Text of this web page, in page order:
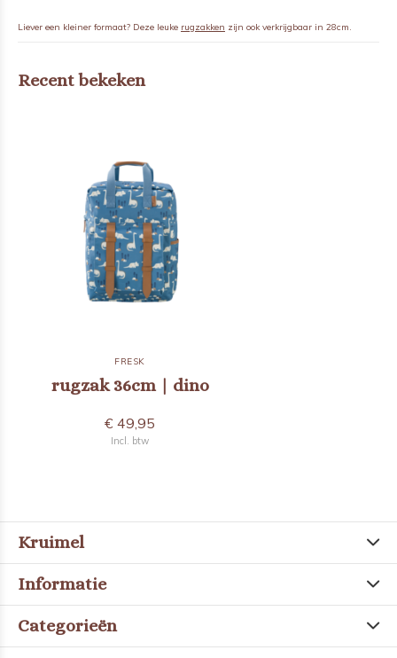
Liever een kleiner formaat? Deze leuke rugzakken zijn ook verkrijgbaar in 28cm.
Recent bekeken
FRESK
rugzak 36cm | dino
€ 49,95
Incl. btw
Kruimel
Informatie
Categorieën